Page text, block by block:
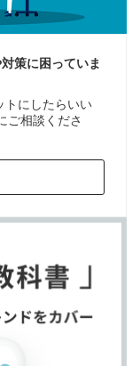
策に困っていま
トにしたらいい
ご相談くださ